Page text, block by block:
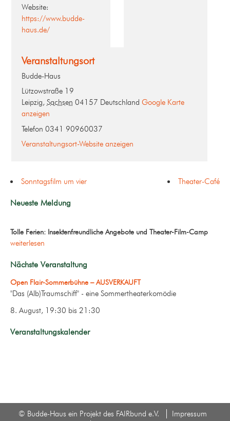
Website:
https://www.budde-
haus.de/
Veranstaltungsort
Budde-Haus
Lützowstraße 19
Leipzig, Sachsen 04157 Deutschland Google Karte
anzeigen
Telefon 0341 90960037
Veranstaltungsort-Website anzeigen
Sonntagsfilm um vier Theater-Café
Neueste Meldung
Tolle Ferien: Insektenfreundliche Angebote und Theater-Film-Camp
weiterlesen
Nächste Veranstaltung
Open Flair-Sommerbühne – AUSVERKAUFT
"Das (Alb)Traumschiff" - eine Sommertheaterkomödie
8. August, 19:30 bis 21:30
Veranstaltungskalender
© Budde-Haus ein Projekt des FAIRbund e.V.
Impressum